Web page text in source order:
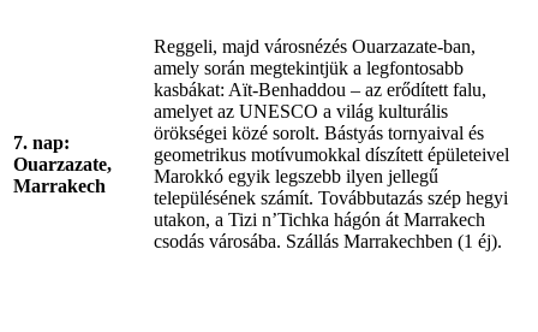
7. nap:
Ouarzazate,
Marrakech
Reggeli, majd városnézés Ouarzazate-ban,
amely során megtekintjük a legfontosabb
kasbákat: Aït-Benhaddou – az erődített falu,
amelyet az UNESCO a világ kulturális
örökségei közé sorolt. Bástyás tornyaival és
geometrikus motívumokkal díszített épületeivel
Marokkó egyik legszebb ilyen jellegű
településének számít. Továbbutazás szép hegyi
utakon, a Tizi n’Tichka hágón át Marrakech
csodás városába. Szállás Marrakechben (1 éj).